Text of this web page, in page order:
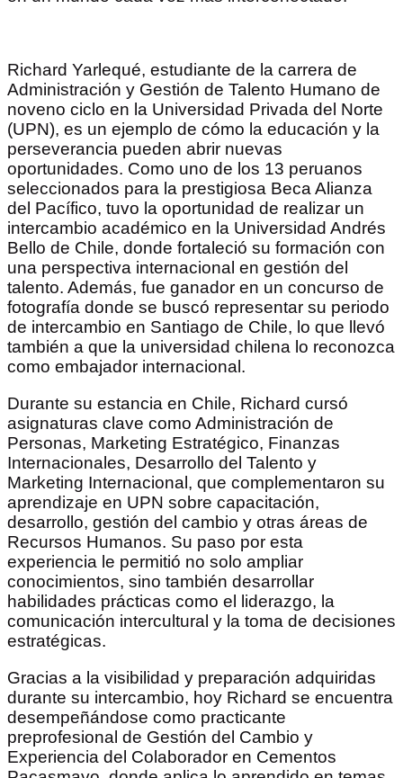
Richard Yarlequé, estudiante de la carrera de
Administración y Gestión de Talento Humano de
noveno ciclo en la Universidad Privada del Norte
(UPN), es un ejemplo de cómo la educación y la
perseverancia pueden abrir nuevas
oportunidades. Como uno de los 13 peruanos
seleccionados para la prestigiosa Beca Alianza
del Pacífico, tuvo la oportunidad de realizar un
intercambio académico en la Universidad Andrés
Bello de Chile, donde fortaleció su formación con
una perspectiva internacional en gestión del
talento. Además, fue ganador en un concurso de
fotografía donde se buscó representar su periodo
de intercambio en Santiago de Chile, lo que llevó
también a que la universidad chilena lo reconozca
como embajador internacional.
Durante su estancia en Chile, Richard cursó
asignaturas clave como Administración de
Personas, Marketing Estratégico, Finanzas
Internacionales, Desarrollo del Talento y
Marketing Internacional, que complementaron su
aprendizaje en UPN sobre capacitación,
desarrollo, gestión del cambio y otras áreas de
Recursos Humanos. Su paso por esta
experiencia le permitió no solo ampliar
conocimientos, sino también desarrollar
habilidades prácticas como el liderazgo, la
comunicación intercultural y la toma de decisiones
estratégicas.
Gracias a la visibilidad y preparación adquiridas
durante su intercambio, hoy Richard se encuentra
desempeñándose como practicante
preprofesional de Gestión del Cambio y
Experiencia del Colaborador en Cementos